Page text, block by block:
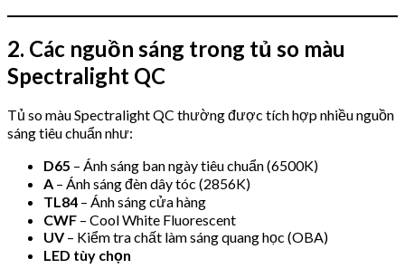
2. Các nguồn sáng trong tủ so màu
Spectralight QC
Tủ so màu Spectralight QC thường được tích hợp nhiều nguồn
sáng tiêu chuẩn như:
D65 – Ánh sáng ban ngày tiêu chuẩn (6500K)
A – Ánh sáng đèn dây tóc (2856K)
TL84 – Ánh sáng cửa hàng
CWF – Cool White Fluorescent
UV– Kiểm tra chất làm sáng quang học (OBA)
LED tùy chọn